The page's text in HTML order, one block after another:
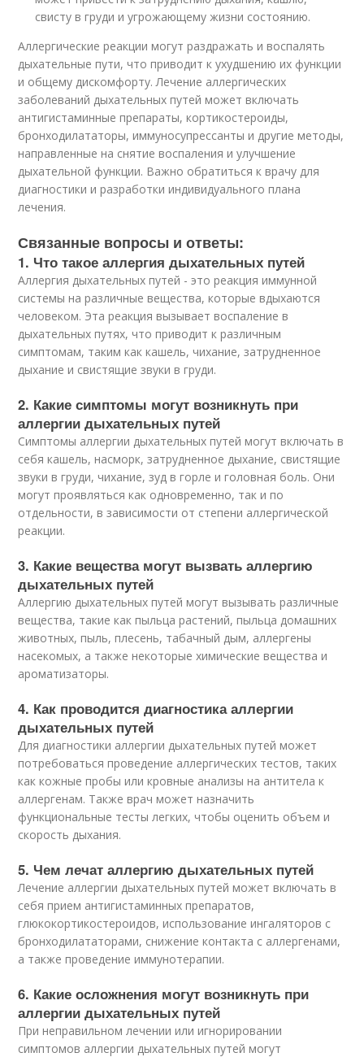
свисту в груди и угрожающему жизни состоянию.
Аллергические реакции могут раздражать и воспалять
дыхательные пути, что приводит к ухудшению их функции
и общему дискомфорту. Лечение аллергических
заболеваний дыхательных путей может включать
антигистаминные препараты, кортикостероиды,
бронходилататоры, иммуносупрессанты и другие методы,
направленные на снятие воспаления и улучшение
дыхательной функции. Важно обратиться к врачу для
диагностики и разработки индивидуального плана
лечения.
Связанные вопросы и ответы:
1. Что такое аллергия дыхательных путей
Аллергия дыхательных путей - это реакция иммунной
системы на различные вещества, которые вдыхаются
человеком. Эта реакция вызывает воспаление в
дыхательных путях, что приводит к различным
симптомам, таким как кашель, чихание, затрудненное
дыхание и свистящие звуки в груди.
2. Какие симптомы могут возникнуть при
аллергии дыхательных путей
Симптомы аллергии дыхательных путей могут включать в
себя кашель, насморк, затрудненное дыхание, свистящие
звуки в груди, чихание, зуд в горле и головная боль. Они
могут проявляться как одновременно, так и по
отдельности, в зависимости от степени аллергической
реакции.
3. Какие вещества могут вызвать аллергию
дыхательных путей
Аллергию дыхательных путей могут вызывать различные
вещества, такие как пыльца растений, пыльца домашних
животных, пыль, плесень, табачный дым, аллергены
насекомых, а также некоторые химические вещества и
ароматизаторы.
4. Как проводится диагностика аллергии
дыхательных путей
Для диагностики аллергии дыхательных путей может
потребоваться проведение аллергических тестов, таких
как кожные пробы или кровные анализы на антитела к
аллергенам. Также врач может назначить
функциональные тесты легких, чтобы оценить объем и
скорость дыхания.
5. Чем лечат аллергию дыхательных путей
Лечение аллергии дыхательных путей может включать в
себя прием антигистаминных препаратов,
глюкокортикостероидов, использование ингаляторов с
бронходилататорами, снижение контакта с аллергенами,
а также проведение иммунотерапии.
6. Какие осложнения могут возникнуть при
аллергии дыхательных путей
При неправильном лечении или игнорировании
симптомов аллергии дыхательных путей могут